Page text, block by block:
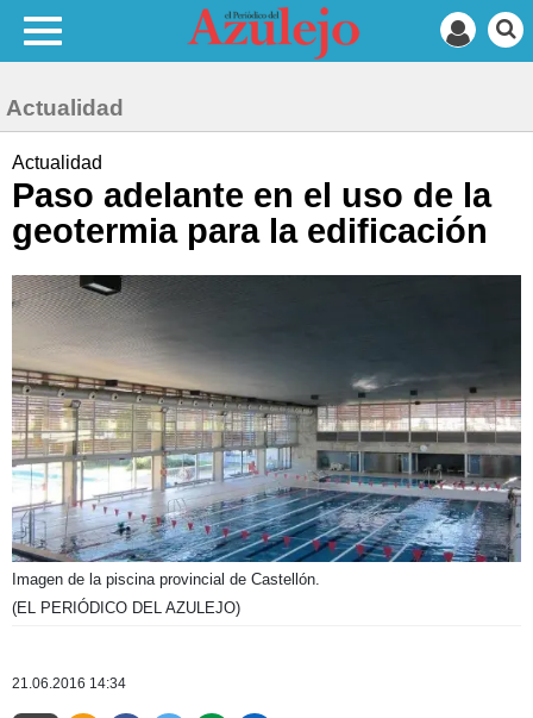
Actualidad
Actualidad
Paso adelante en el uso de la
geotermia para la edificación
Imagen de la piscina provincial de Castellón.
(EL PERIÓDICO DEL AZULEJO)
21.06.2016 14:34